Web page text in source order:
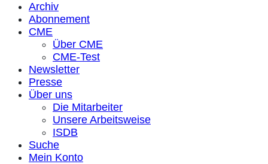
Archiv
Abonnement
CME
Über CME
CME-Test
Newsletter
Presse
Über uns
Die Mitarbeiter
Unsere Arbeitsweise
ISDB
Suche
Mein Konto